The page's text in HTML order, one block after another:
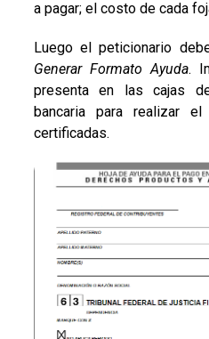
a pagar; el costo de cada
Luego el peticionario
Generar Formato Ayuda.
presenta en las cajas
bancaria para realizar
certificadas.